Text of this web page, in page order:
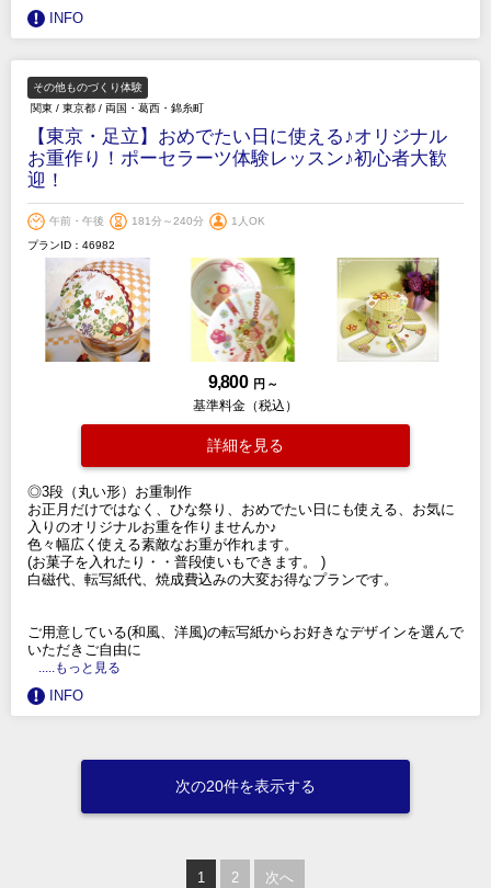
INFO
その他ものづくり体験
関東 / 東京都 / 両国・葛西・錦糸町
【東京・足立】おめでたい日に使える♪オリジナル
お重作り！ポーセラーツ体験レッスン♪初心者大歓
迎！
午前・午後 181分～240分
1人OK
プランID：46982
9,800 円 ～
基準料金（税込）
詳細を見る
◎3段（丸い形）お重制作
お正月だけではなく、ひな祭り、おめでたい日にも使える、お気に
入りのオリジナルお重を作りませんか♪
色々幅広く使える素敵なお重が作れます。
(お菓子を入れたり・・普段使いもできます。 )
白磁代、転写紙代、焼成費込みの大変お得なプランです。
ご用意している(和風、洋風)の転写紙からお好きなデザインを選んで
いただきご自由に
.....もっと見る
INFO
次の20件を表示する
1 2 次へ